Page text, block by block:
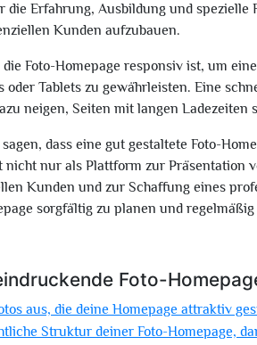
Erfahrung, Ausbildung und spezielle
Kunden aufzubauen.
Foto-Homepage responsiv ist, um
oder Tablets zu gewährleisten. Eine
neigen, Seiten mit langen Ladezeiten
dass eine gut gestaltete Foto-
nicht nur als Plattform zur Präsentation
Kunden und zur Schaffung eines
sorgfältig zu planen und
Foto-
aus, die deine Homepage attraktiv
Struktur deiner Foto-Homepage,